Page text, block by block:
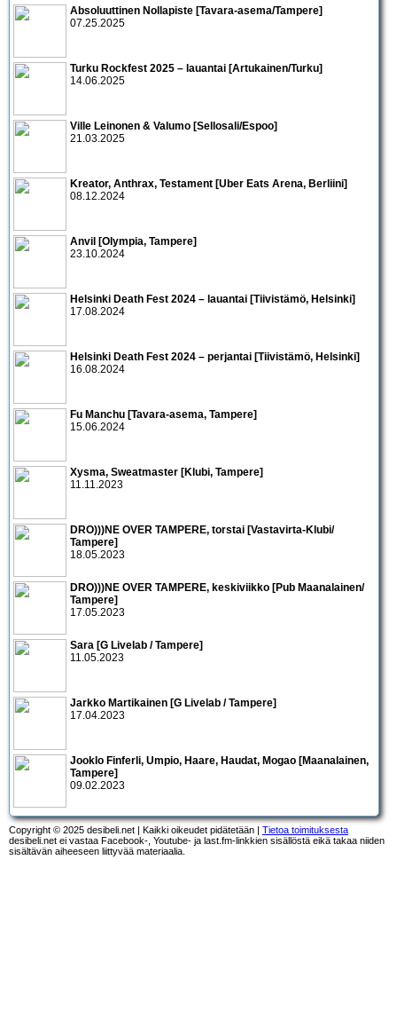
Absoluuttinen Nollapiste [Tavara-asema/Tampere]
07.25.2025
Turku Rockfest 2025 – lauantai [Artukainen/Turku]
14.06.2025
Ville Leinonen & Valumo [Sellosali/Espoo]
21.03.2025
Kreator, Anthrax, Testament [Uber Eats Arena, Berliini]
08.12.2024
Anvil [Olympia, Tampere]
23.10.2024
Helsinki Death Fest 2024 – lauantai [Tiivistämö, Helsinki]
17.08.2024
Helsinki Death Fest 2024 – perjantai [Tiivistämö, Helsinki]
16.08.2024
Fu Manchu [Tavara-asema, Tampere]
15.06.2024
Xysma, Sweatmaster [Klubi, Tampere]
11.11.2023
DRO)))NE OVER TAMPERE, torstai [Vastavirta-Klubi/
Tampere]
18.05.2023
DRO)))NE OVER TAMPERE, keskiviikko [Pub Maanalainen/
Tampere]
17.05.2023
Sara [G Livelab / Tampere]
11.05.2023
Jarkko Martikainen [G Livelab / Tampere]
17.04.2023
Jooklo Finferli, Umpio, Haare, Haudat, Mogao [Maanalainen,
Tampere]
09.02.2023
Copyright © 2025 desibeli.net | Kaikki oikeudet pidätetään | Tietoa toimituksesta
desibeli.net ei vastaa Facebook-, Youtube- ja last.fm-linkkien sisällöstä eikä takaa niiden
sisältävän aiheeseen liittyvää materiaalia.